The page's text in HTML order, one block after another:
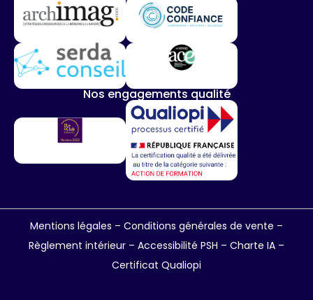
Nos engagements qualité
Mentions légales – Conditions générales de vente –
Règlement intérieur – Accessibilité PSH – Charte IA –
Certificat Qualiopi